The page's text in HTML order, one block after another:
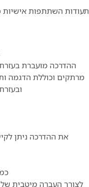
תעודות השתתפות
ההדרכה מועברת
מרתקים וכוללת הדגמה
את ההדרכה ניתן
לצורך העברה מיטבית